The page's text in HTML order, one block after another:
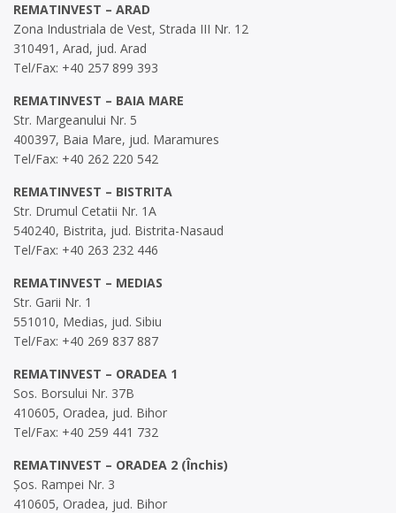
REMATINVEST – ARAD
Zona Industriala de Vest, Strada III Nr. 12
310491, Arad, jud. Arad
Tel/Fax: +40 257 899 393
REMATINVEST – BAIA MARE
Str. Margeanului Nr. 5
400397, Baia Mare, jud. Maramures
Tel/Fax: +40 262 220 542
REMATINVEST – BISTRITA
Str. Drumul Cetatii Nr. 1A
540240, Bistrita, jud. Bistrita-Nasaud
Tel/Fax: +40 263 232 446
REMATINVEST – MEDIAS
Str. Garii Nr. 1
551010, Medias, jud. Sibiu
Tel/Fax: +40 269 837 887
REMATINVEST – ORADEA 1
Sos. Borsului Nr. 37B
410605, Oradea, jud. Bihor
Tel/Fax: +40 259 441 732
REMATINVEST – ORADEA 2 (Închis)
Șos. Rampei Nr. 3
410605, Oradea, jud. Bihor